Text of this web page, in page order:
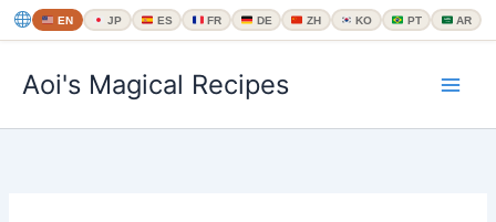
EN JP ES FR DE ZH KO PT AR
ス
Aoi's Magical Recipes